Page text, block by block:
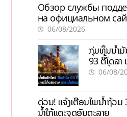
Обзор службы
на официальном
актуальной
06/08/2026
ກຸ່ມທຶນນ້ຳມັ
93 ຕື້ໂດລາ
ລາຄານໍ້າມັນ
06/08/
ດ່ວນ! ແຈ້ງເຕືອນໄພນໍ້າຖ້ວມ
ນໍ້າໃກ້ແຕະຈຸດອັນຕະລາຍ